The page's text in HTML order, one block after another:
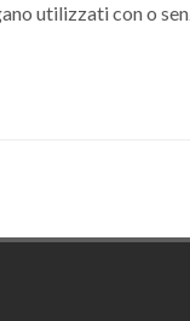
utilizzati con o